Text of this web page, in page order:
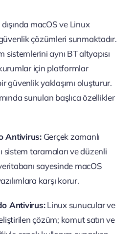
macOS ve Linux
çözümleri sunmaktadır.
sistemlerini aynı BT altyapısı
için platformlar
güvenlik yaklaşımı oluşturur.
sunulan başlıca özellikler
Antivirus:Gerçek zamanlı
sistem taramaları ve düzenli
sayesinde macOS
karşı korur.
Antivirus:Linux sunucular ve
çözüm; komut satırı ve